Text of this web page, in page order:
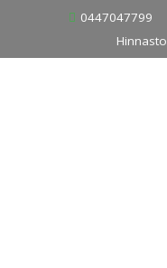
content
0447047799
Hinnasto